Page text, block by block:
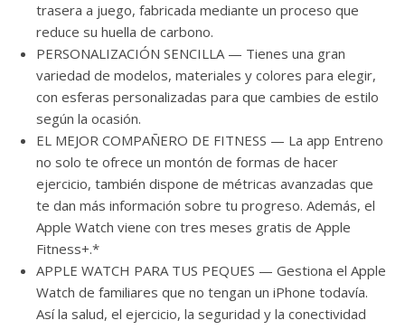
trasera a juego, fabricada mediante un proceso que
reduce su huella de carbono.
PERSONALIZACIÓN SENCILLA — Tienes una gran
variedad de modelos, materiales y colores para elegir,
con esferas personalizadas para que cambies de estilo
según la ocasión.
EL MEJOR COMPAÑERO DE FITNESS — La app Entreno
no solo te ofrece un montón de formas de hacer
ejercicio, también dispone de métricas avanzadas que
te dan más información sobre tu progreso. Además, el
Apple Watch viene con tres meses gratis de Apple
Fitness+.*
APPLE WATCH PARA TUS PEQUES — Gestiona el Apple
Watch de familiares que no tengan un iPhone todavía.
Así la salud, el ejercicio, la seguridad y la conectividad